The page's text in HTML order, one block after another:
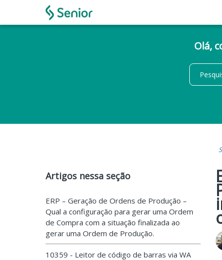
Olá,
Artigos nessa seção
ERP – Geração de Ordens de Produção –
Qual a configuração para gerar uma Ordem
de Compra com a situação finalizada ao
gerar uma Ordem de Produção.
10359 - Leitor de código de barras via WA